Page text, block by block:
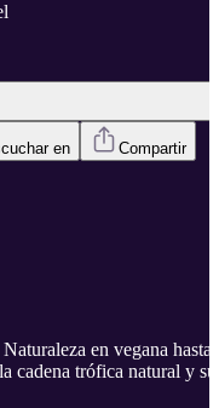
en Compartir
en vegana hasta
cadena trófica natural y su